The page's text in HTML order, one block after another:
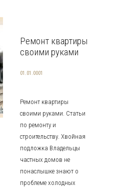
Ремонт квартиры
своими руками
01.01.0001
Ремонт квартиры
своими руками. Статьи
по ремонту и
строительству. Хвойная
подложка Владельцы
частных домов не
понаслышке знают о
проблеме холодных